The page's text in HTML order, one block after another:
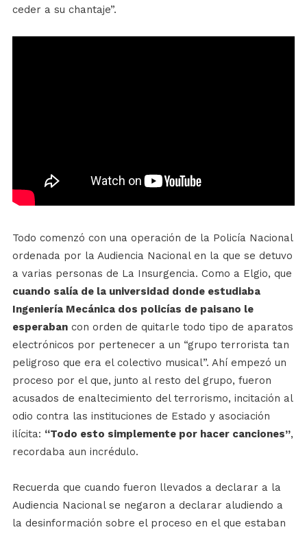
ceder a su chantaje”.
Todo comenzó con una operación de la Policía Nacional
ordenada por la Audiencia Nacional en la que se detuvo
a varias personas de La Insurgencia. Como a Elgio, que
cuando salía de la universidad donde estudiaba
Ingeniería Mecánica dos policías de paisano le
esperabancon orden de quitarle todo tipo de aparatos
electrónicos por pertenecer a un “grupo terrorista tan
peligroso que era el colectivo musical”. Ahí empezó un
proceso por el que, junto al resto del grupo, fueron
acusados de enaltecimiento del terrorismo, incitación al
odio contra las instituciones de Estado y asociación
ilícita: “Todo esto simplemente por hacer canciones”,
recordaba aun incrédulo.
Recuerda que cuando fueron llevados a declarar a la
Audiencia Nacional se negaron a declarar aludiendo a
la desinformación sobre el proceso en el que estaban